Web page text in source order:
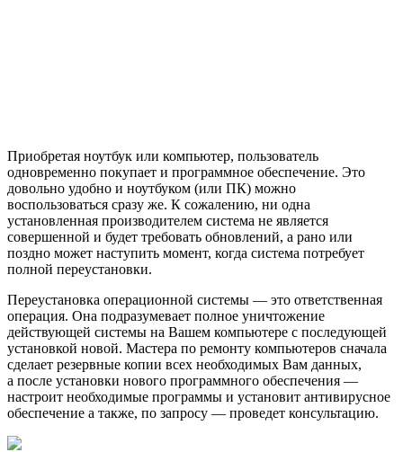
Приобретая ноутбук или компьютер, пользователь
одновременно покупает и программное обеспечение. Это
довольно удобно и ноутбуком (или ПК) можно
воспользоваться сразу же. К сожалению, ни одна
установленная производителем система не является
совершенной и будет требовать обновлений, а рано или
поздно может наступить момент, когда система потребует
полной переустановки.
Переустановка операционной системы — это ответственная
операция. Она подразумевает полное уничтожение
действующей системы на Вашем компьютере с последующей
установкой новой. Мастера по ремонту компьютеров сначала
сделает резервные копии всех необходимых Вам данных,
а после установки нового программного обеспечения —
настроит необходимые программы и установит антивирусное
обеспечение а также, по запросу — проведет консультацию.